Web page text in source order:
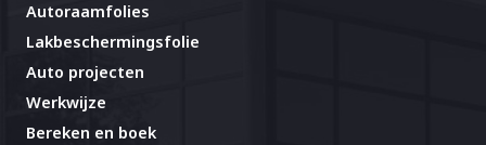
Autoraamfolies
Lakbeschermingsfolie
Auto projecten
Werkwijze
Bereken en boek